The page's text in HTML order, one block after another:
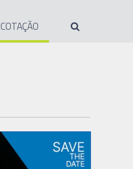
COTAÇÃO